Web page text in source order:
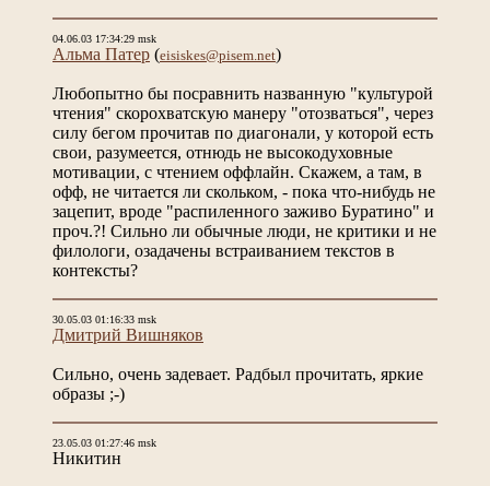
04.06.03 17:34:29 msk
Альма Патер (eisiskes@pisem.net)
Любопытно бы посравнить названную "культурой
чтения" скорохватскую манеру "отозваться", через
силу бегом прочитав по диагонали, у которой есть
свои, разумеется, отнюдь не высокодуховные
мотивации, с чтением оффлайн. Скажем, а там, в
офф, не читается ли скольком, - пока что-нибудь не
зацепит, вроде "распиленного заживо Буратино" и
проч.?! Сильно ли обычные люди, не критики и не
филологи, озадачены встраиванием текстов в
контексты?
30.05.03 01:16:33 msk
Дмитрий Вишняков
Сильно, очень задевает. Радбыл прочитать, яркие
образы ;-)
23.05.03 01:27:46 msk
Никитин